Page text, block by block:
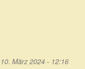
März 2024 - 12:16